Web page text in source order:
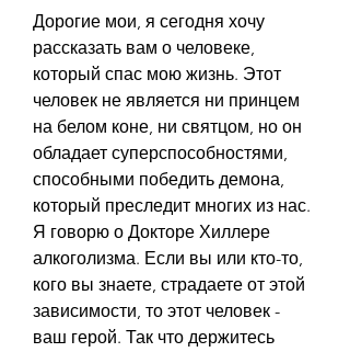
Дорогие мои, я сегодня хочу
рассказать вам о человеке,
который спас мою жизнь. Этот
человек не является ни принцем
на белом коне, ни святцом, но он
обладает суперспособностями,
способными победить демона,
который преследит многих из нас.
Я говорю о Докторе Хиллере
алкоголизма. Если вы или кто-то,
кого вы знаете, страдаете от этой
зависимости, то этот человек -
ваш герой. Так что держитесь